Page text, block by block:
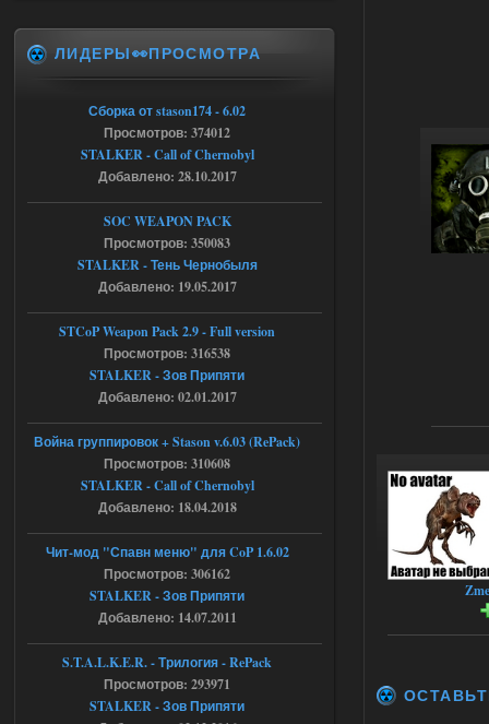
Ответить ➤
05.08.2026
AndreySA
[05.08.26
20:23:10.934] [17468]
[error]Expression : FATAL ERROR
[error]Function :
CScriptEngine::lua_pcall_failed
[error]File : D:\a\OGSR-
Engine\OGSR-
Engine\ogsr_engine\COMMON_AI\scrip
t_engine.cpp
[error]Line : 75
[error]Description :
[CScriptEngine::lua_pcall_failed]: ... -
shadow of
chernobyl\gamedata\scripts\xr_camper.sc
ript:510: attempt to index local 'manager'
(a nil value)
Вылет после захода в Припять.
Ответить ➤
Скованные одной цепью
18:37
r4908778
с избавлением от баласта,
доходяга.
Ответить ➤
05.08.2026
Путь во мгле + GUNSLINGER mod
ЛИДЕРЫ👀ПРОСМОТРА
Сборка от stason174 - 6.02
Просмотров: 374012
STALKER - Call of Chernobyl
Добавлено: 28.10.2017
SOC WEAPON PACK
Просмотров: 350083
STALKER - Тень Чернобыля
Добавлено: 19.05.2017
STCoP Weapon Pack 2.9 - Full version
Просмотров: 316538
STALKER - Зов Припяти
Добавлено: 02.01.2017
Война группировок + Stason v.6.03 (RePack)
Просмотров: 310608
STALKER - Call of Chernobyl
Добавлено: 18.04.2018
Чит-мод "Спавн меню" для CoP 1.6.02
Просмотров: 306162
STALKER - Зов Припяти
Добавлено: 14.07.2011
S.T.A.L.K.E.R. - Трилогия - RePack
Просмотров: 293971
STALKER - Зов Припяти